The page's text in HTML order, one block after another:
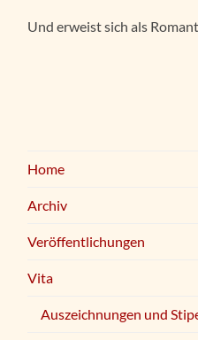
Und erweist sich als
Home
Archiv
Veröffentlichungen
Vita
Auszeichnungen und